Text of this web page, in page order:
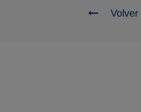
Volver